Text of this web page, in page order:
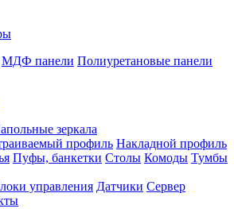
МДФ панели Полиуретановые панели
зеркала
профиль Накладной профиль
Пуфы, банкетки Столы Комоды Тумбы
управления Датчики Сервер